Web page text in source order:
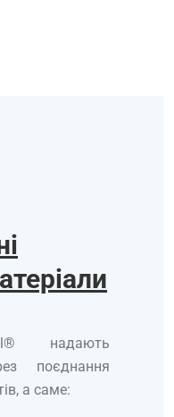
надають
поєднання
а саме: